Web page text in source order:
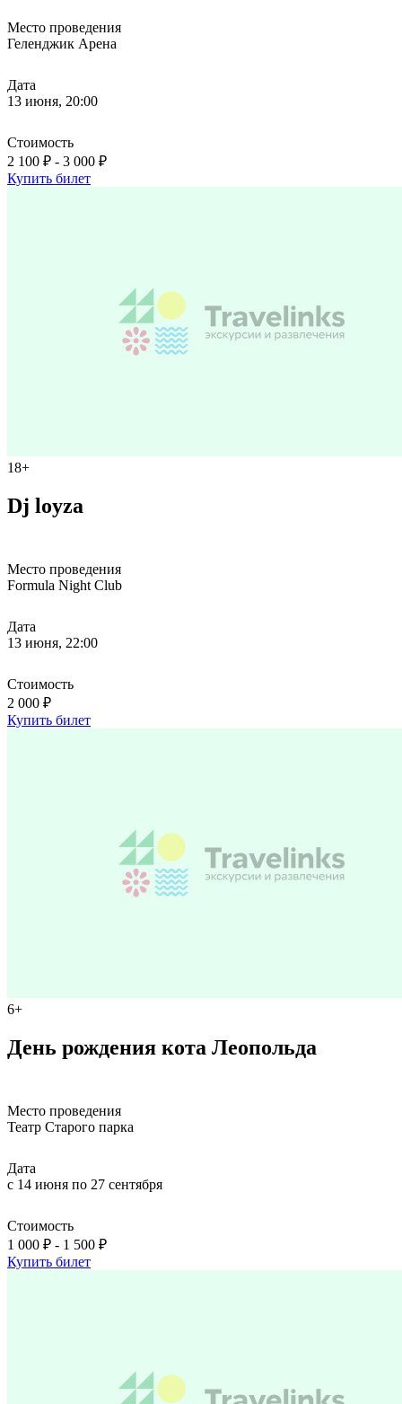
Место проведения
Геленджик Арена
Дата
13 июня, 20:00
Стоимость
2 100 ₽ - 3 000 ₽
Купить билет
18+
Dj loyza
Место проведения
Formula Night Club
Дата
13 июня, 22:00
Стоимость
2 000 ₽
Купить билет
6+
День рождения кота Леопольда
Место проведения
Театр Старого паркa
Дата
с 14 июня по 27 сентября
Стоимость
1 000 ₽ - 1 500 ₽
Купить билет